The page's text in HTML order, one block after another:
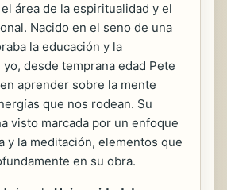
área de la espiritualidad y el
Nacido en el seno de una
la educación y la
desde temprana edad Pete
aprender sobre la mente
que nos rodean. Su
visto marcada por un enfoque
y la meditación, elementos que
en su obra.